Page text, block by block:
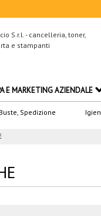
Spedizione
E MARKETING AZIENDALE